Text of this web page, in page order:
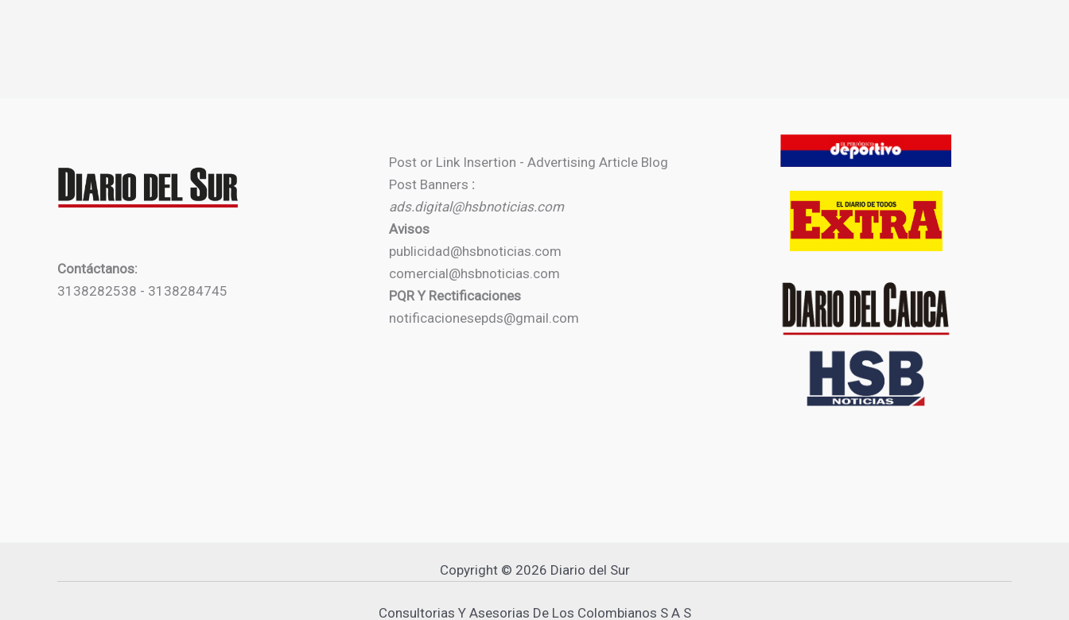
Contáctanos:
3138282538 - 3138284745
Post or Link Insertion - Advertising Article Blog
Post Banners :
ads.digital@hsbnoticias.com
Avisos
publicidad@hsbnoticias.com
comercial@hsbnoticias.com
PQR Y Rectificaciones
notificacionesepds@gmail.com
Copyright © 2026 Diario del Sur
Consultorias Y Asesorias De Los Colombianos S A S